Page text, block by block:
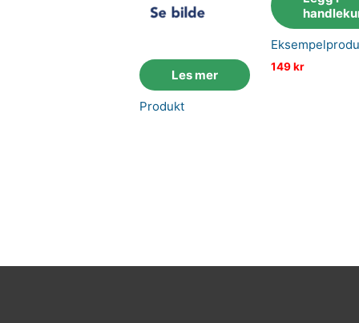
Les mer
Produkt
149kr